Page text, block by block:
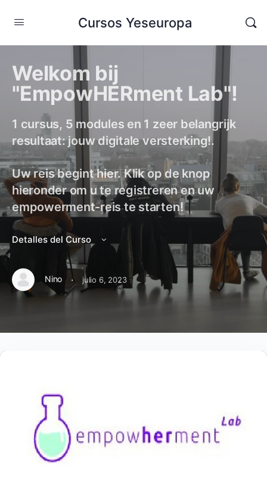
Cursos Yeseuropa
Welkom bij
"EmpowHERment Lab"!
1 cursus, 5 modules en 1 zeer belangrijk
resultaat: jouw digitale versterking!.
Uw reis begint hier. Klik op de knop
hieronder om u te registreren en uw
empowerment-reis te starten!
Detalles del Curso
Nino · julio 6, 2023